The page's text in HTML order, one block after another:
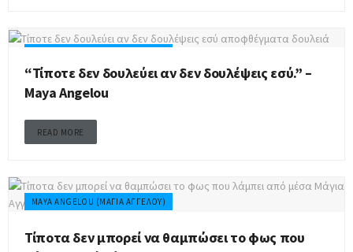
“Τίποτε δεν δουλεύει αν δεν δουλέψεις εσύ.” –
Maya Angelou
READ MORE
MAYA ANGELOU (ΜΆΓΙΑ ΑΓΓΈΛΟΥ)
Τίποτα δεν μπορεί να θαμπώσει το φως που